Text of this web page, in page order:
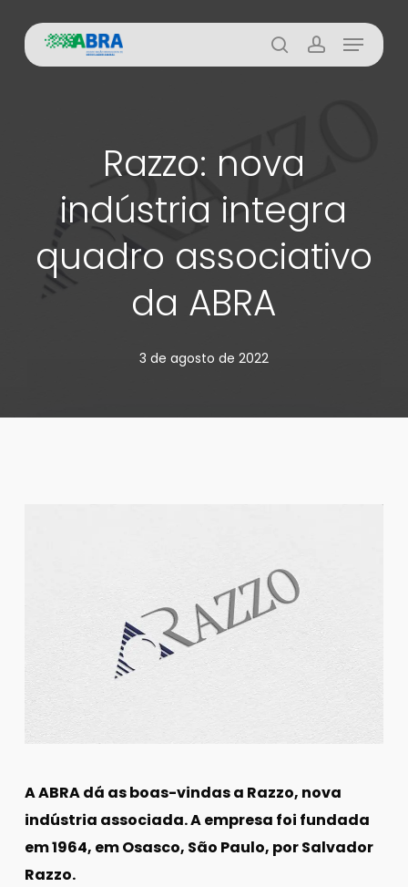
main
buscaaccount
Menu
Razzo: nova
indústria integra
quadro associativo
da ABRA
3 de agosto de 2022
A ABRA dá as boas-vindas a Razzo, nova
indústria associada. A empresa foi fundada
em 1964, em Osasco, São Paulo, por Salvador
Razzo.